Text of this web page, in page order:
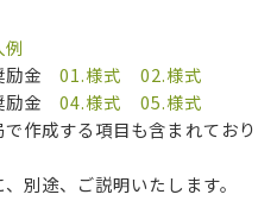
例
励金01.様式
02.様式
金04.様式
05.様式
作成する項目も含まれており
途、ご説明いたします。